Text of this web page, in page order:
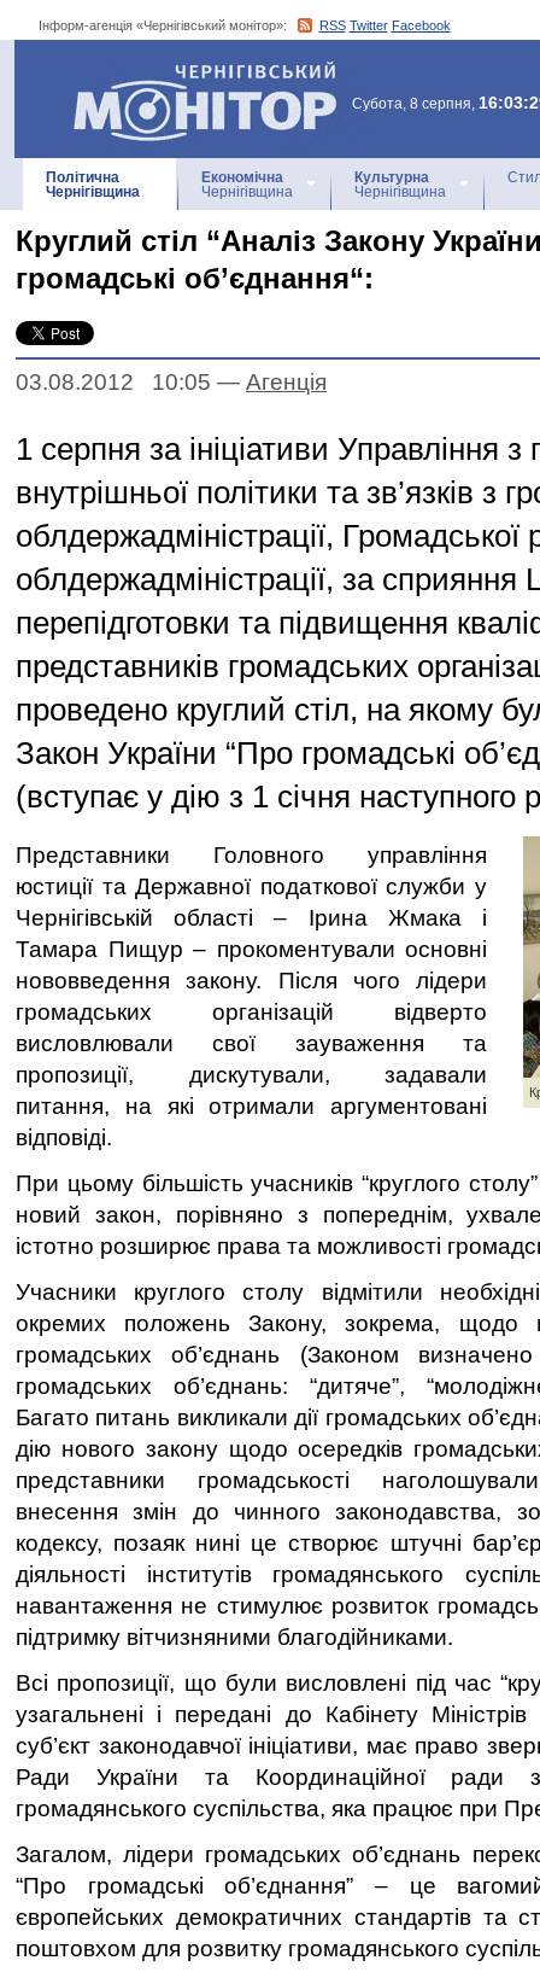
Інформ-агенція «Чернігівський монітор»: RSS Twitter Facebook
Інформ-агенція
«Чернігівський монітор»
Субота, 8 серпня,
Політична
Чернігівщина
Економічна
Чернігівщина
Культурна
Чернігівщина
Круглий стіл “Аналіз Закону
громадські об’єднання“:
03.08.2012 10:05 — Агенцiя
1 серпня за ініціативи Управління з
внутрішньої політики та зв’язків з
облдержадміністрації, Громадської
облдержадміністрації, за сприяння
перепідготовки та підвищення
представників громадських
проведено круглий стіл, на якому
Закон України “Про громадські
(вступає у дію з 1 січня наступного
Представники Головного управління
юстиції та Державної податкової служби у
Чернігівській області – Ірина Жмака і
Тамара Пищур – прокоментували основні
нововведення закону. Після чого лідери
громадських організацій відверто
висловлювали свої зауваження та
пропозиції, дискутували, задавали
питання, на які отримали аргументовані
відповіді.
При цьому більшість учасників “круглого
новий закон, порівняно з попереднім,
істотно розширює права та можливості
Учасники круглого столу відмітили
окремих положень Закону, зокрема, щодо
громадських об’єднань (Законом
громадських об’єднань: “дитяче”,
Багато питань викликали дії громадських
дію нового закону щодо осередків
представники громадськості
внесення змін до чинного законодавства,
кодексу, позаяк нині це створює штучні
діяльності інститутів громадянського
навантаження не стимулює розвиток
підтримку вітчизняними благодійниками.
Всі пропозиції, що були висловлені під час
узагальнені і передані до Кабінету
суб’єкт законодавчої ініціативи, має право
Ради України та Координаційної ради
громадянського суспільства, яка працює при
Загалом, лідери громадських об’єднань
“Про громадські об’єднання” – це
європейських демократичних стандартів та
поштовхом для розвитку громадянського